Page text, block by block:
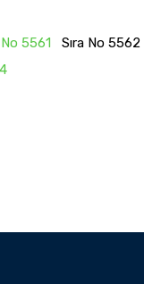
No 5561 Sıra No 5562